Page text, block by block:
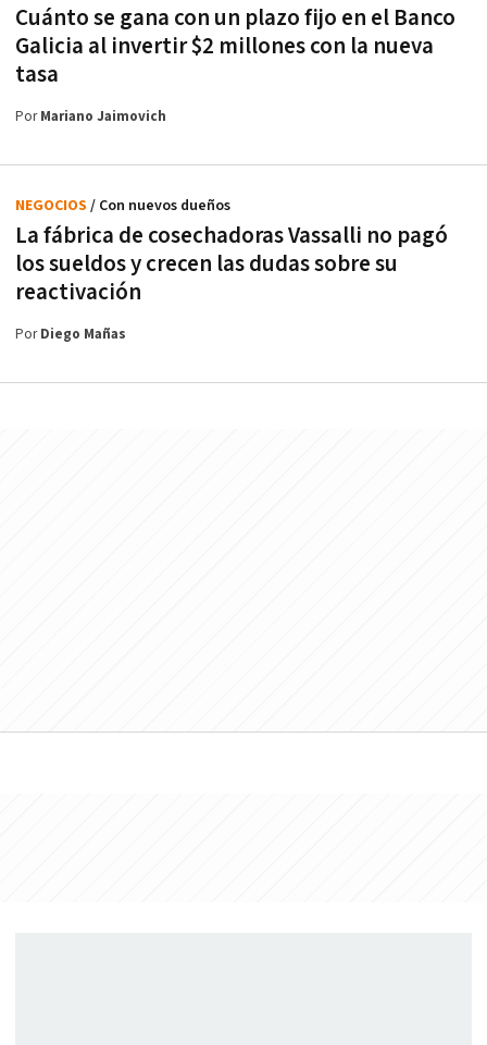
Cuánto se gana con un plazo fijo en el Banco
Galicia al invertir $2 millones con la nueva
tasa
PorMariano Jaimovich
La fábrica de cosechadoras Vassalli no pagó
los sueldos y crecen las dudas sobre su
reactivación
NEGOCIOS / Con nuevos dueños
PorDiego Mañas